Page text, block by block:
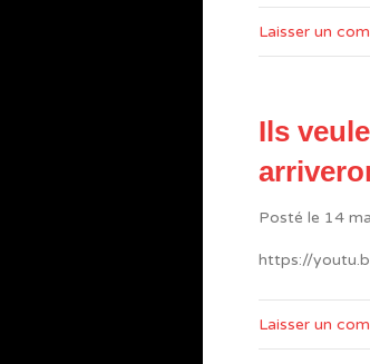
Laisser un
Ils
Posté le 14
https://
Laisser un